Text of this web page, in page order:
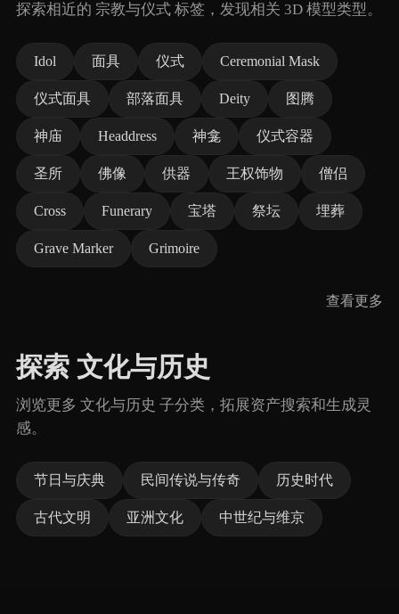
探索相近的 宗教与仪式 标签，发现相关 3D 模型类型。
Idol 面具 仪式 Ceremonial Mask
仪式面具 部落面具 Deity 图腾
神庙 Headdress 神龛 仪式容器
圣所 佛像 供器 王权饰物 僧侣
Cross Funerary 宝塔 祭坛 埋葬
Grave Marker Grimoire
查看更多
探索 文化与历史
浏览更多 文化与历史 子分类，拓展资产搜索和生成灵
感。
节日与庆典 民间传说与传奇 历史时代
古代文明 亚洲文化 中世纪与维京